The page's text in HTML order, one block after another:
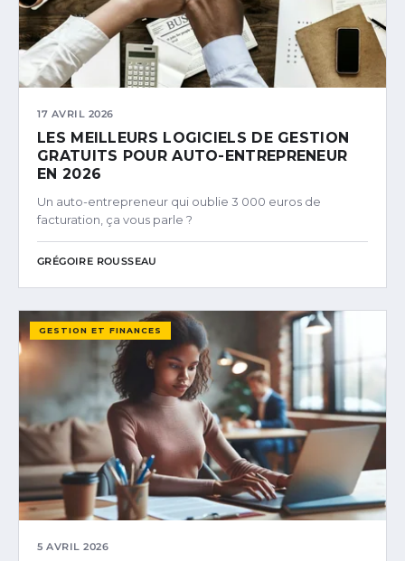
17 AVRIL 2026
LES MEILLEURS LOGICIELS DE GESTION
GRATUITS POUR AUTO-ENTREPRENEUR
EN 2026
Un auto-entrepreneur qui oublie 3 000 euros de
facturation, ça vous parle ?
GRÉGOIRE ROUSSEAU
GESTION ET FINANCES
5 AVRIL 2026